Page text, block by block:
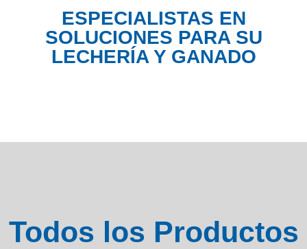
ESPECIALISTAS EN
SOLUCIONES PARA SU
LECHERÍA Y GANADO
Todos los Productos